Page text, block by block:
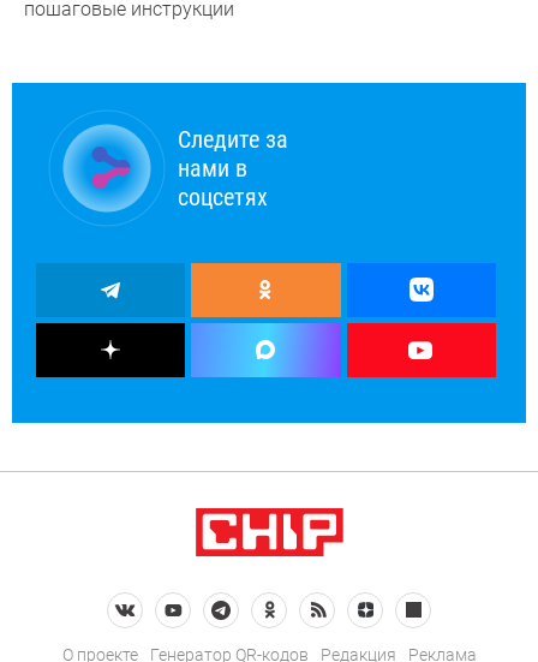
пошаговые инструкции
Следите за
нами в
соцсетях
О проекте Генератор QR-кодов Редакция Реклама